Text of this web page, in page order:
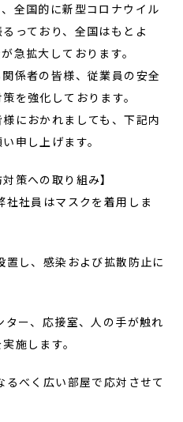
全国的に新型コロナウイル
っており、全国はもとよ
急拡大しております。
係者の皆様、従業員の安全
を強化しております。
におかれましても、下記内
申し上げます。
策への取り組み】
社社員はマスクを着用しま
置し、感染および拡散防止に
ター、応接室、人の手が触れ
施します。
べく広い部屋で応対させて